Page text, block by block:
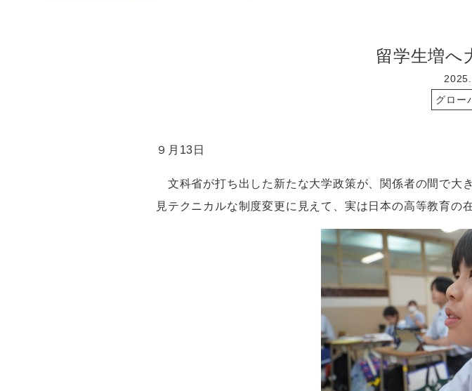
留学生増へ
グロー
９月 13 日
文科省が打ち出した新たな大学政策が、関係者の間で大
見テクニカルな制度変更に見えて、実は日本の高等教育の